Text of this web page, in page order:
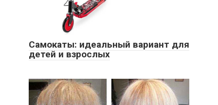
Самокаты: идеальный вариант для
детей и взрослых